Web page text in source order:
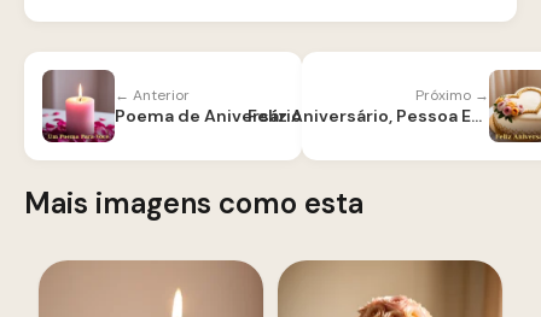
← Anterior
Poema de Aniversário para Filha
Próximo →
Feliz Aniversário, Pessoa Especial
Mais imagens como esta